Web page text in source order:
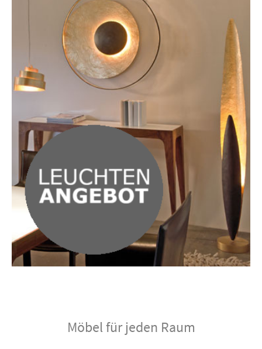
Möbel für jeden Raum